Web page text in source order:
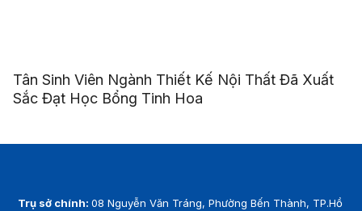
Tân Sinh Viên Ngành Thiết Kế Nội Thất Đã Xuất
Sắc Đạt Học Bổng Tinh Hoa
Trụ sở chính:08 Nguyễn Văn Tráng, Phường Bến Thành, TP.Hồ